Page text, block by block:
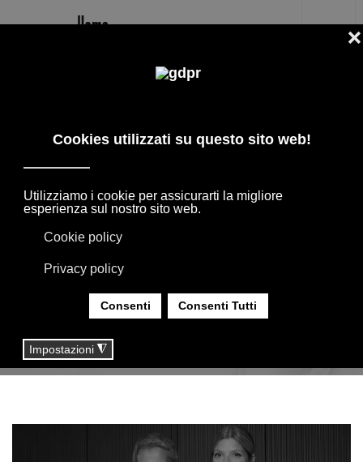
STUDIO DESIGNER
D'ARREDAMENTO CASA. I PRODOTTI
INTERNAZIONALI, GRAZIE ALLA LORO
ESPERIENZA DANNO VITA A COLLEZIONI
SEI QUI:HOME | DESIGNER | DESIGNERS